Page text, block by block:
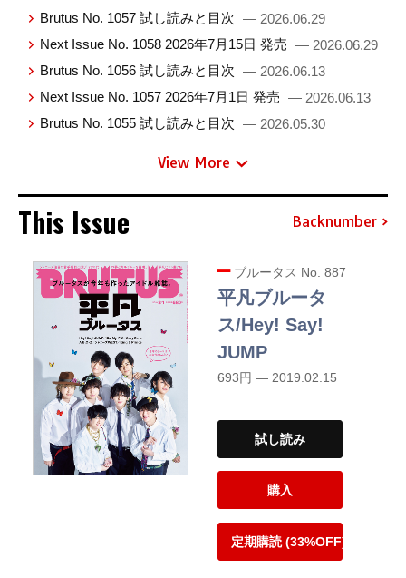
Brutus No. 1057 試し読みと目次 — 2026.06.29
Next Issue No. 1058 2026年7月15日 発売 — 2026.06.29
Brutus No. 1056 試し読みと目次 — 2026.06.13
Next Issue No. 1057 2026年7月1日 発売 — 2026.06.13
Brutus No. 1055 試し読みと目次 — 2026.05.30
View More
This Issue Backnumber
ブルータス No. 887
平凡ブルータ
ス/Hey! Say!
JUMP
693円 — 2019.02.15
試し読み
購入
定期購読 (33%OFF)